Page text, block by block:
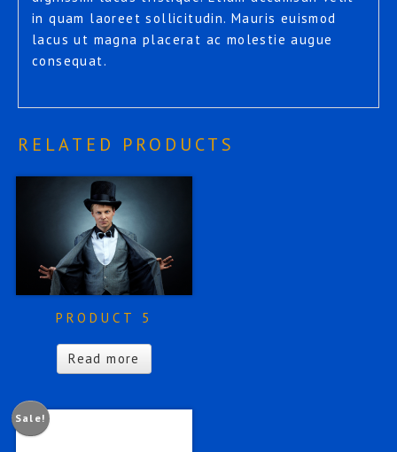
in quam laoreet sollicitudin. Mauris euismod
lacus ut magna placerat ac molestie augue
consequat.
RELATED PRODUCTS
PRODUCT 5
Read more
Sale!